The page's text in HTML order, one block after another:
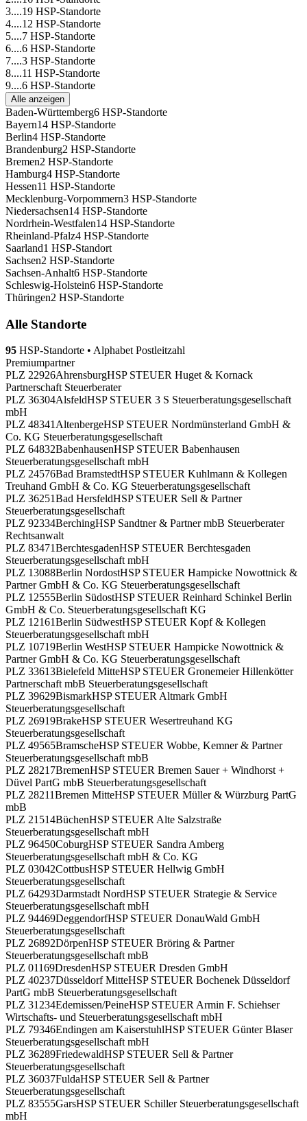
3....19 HSP-Standorte
4....12 HSP-Standorte
5....7 HSP-Standorte
6....6 HSP-Standorte
7....3 HSP-Standorte
8....11 HSP-Standorte
9....6 HSP-Standorte
Alle anzeigen
Baden-Württemberg6 HSP-Standorte
Bayern14 HSP-Standorte
Berlin4 HSP-Standorte
Brandenburg2 HSP-Standorte
Bremen2 HSP-Standorte
Hamburg4 HSP-Standorte
Hessen11 HSP-Standorte
Mecklenburg-Vorpommern3 HSP-Standorte
Niedersachsen14 HSP-Standorte
Nordrhein-Westfalen14 HSP-Standorte
Rheinland-Pfalz4 HSP-Standorte
Saarland1 HSP-Standort
Sachsen2 HSP-Standorte
Sachsen-Anhalt6 HSP-Standorte
Schleswig-Holstein6 HSP-Standorte
Thüringen2 HSP-Standorte
Alle Standorte
95 HSP-Standorte • Alphabet Postleitzahl
Premiumpartner
PLZ 22926AhrensburgHSP STEUER Huget & Kornack
Partnerschaft Steuerberater
PLZ 36304AlsfeldHSP STEUER 3 S Steuerberatungsgesellschaft
mbH
PLZ 48341 AltenbergeHSP STEUER Nordmünsterland GmbH &
Co. KG Steuerberatungsgesellschaft
PLZ 64832BabenhausenHSP STEUER Babenhausen
Steuerberatungsgesellschaft mbH
PLZ 24576Bad BramstedtHSP STEUER Kuhlmann & Kollegen
Treuhand GmbH & Co. KG Steuerberatungsgesellschaft
PLZ 36251Bad HersfeldHSP STEUER Sell & Partner
Steuerberatungsgesellschaft
PLZ 92334BerchingHSP Sandtner & Partner mbB Steuerberater
Rechtsanwalt
PLZ 83471BerchtesgadenHSP STEUER Berchtesgaden
Steuerberatungsgesellschaft mbH
PLZ 13088Berlin NordostHSP STEUER Hampicke Nowottnick &
Partner GmbH & Co. KG Steuerberatungsgesellschaft
PLZ 12555Berlin SüdostHSP STEUER Reinhard Schinkel Berlin
GmbH & Co. Steuerberatungsgesellschaft KG
PLZ 12161Berlin SüdwestHSP STEUER Kopf & Kollegen
Steuerberatungsgesellschaft mbH
PLZ 10719Berlin WestHSP STEUER Hampicke Nowottnick &
Partner GmbH & Co. KG Steuerberatungsgesellschaft
PLZ 33613Bielefeld MitteHSP STEUER Gronemeier Hillenkötter
Partnerschaft mbB Steuerberatungsgesellschaft
PLZ 39629BismarkHSP STEUER Altmark GmbH
Steuerberatungsgesellschaft
PLZ 26919BrakeHSP STEUER Wesertreuhand KG
Steuerberatungsgesellschaft
PLZ 49565BramscheHSP STEUER Wobbe, Kemner & Partner
Steuerberatungsgesellschaft mbB
PLZ 28217BremenHSP STEUER Bremen Sauer + Windhorst +
Düvel PartG mbB Steuerberatungsgesellschaft
PLZ 28211Bremen MitteHSP STEUER Müller & Würzburg PartG
mbB
PLZ 21514BüchenHSP STEUER Alte Salzstraße
Steuerberatungsgesellschaft mbH
PLZ 96450CoburgHSP STEUER Sandra Amberg
Steuerberatungsgesellschaft mbH & Co. KG
PLZ 03042CottbusHSP STEUER Hellwig GmbH
Steuerberatungsgesellschaft
PLZ 64293Darmstadt NordHSP STEUER Strategie & Service
Steuerberatungsgesellschaft mbH
PLZ 94469DeggendorfHSP STEUER DonauWald GmbH
Steuerberatungsgesellschaft
PLZ 26892DörpenHSP STEUER Bröring & Partner
Steuerberatungsgesellschaft mbB
PLZ 01169DresdenHSP STEUER Dresden GmbH
PLZ 40237Düsseldorf MitteHSP STEUER Bochenek Düsseldorf
PartG mbB Steuerberatungsgesellschaft
PLZ 31234Edemissen/PeineHSP STEUER Armin F. Schiehser
Wirtschafts- und Steuerberatungsgesellschaft mbH
PLZ 79346Endingen am KaiserstuhlHSP STEUER Günter Blaser
Steuerberatungsgesellschaft mbH
PLZ 36289FriedewaldHSP STEUER Sell & Partner
Steuerberatungsgesellschaft
PLZ 36037FuldaHSP STEUER Sell & Partner
Steuerberatungsgesellschaft
PLZ 83555GarsHSP STEUER Schiller Steuerberatungsgesellschaft
mbH